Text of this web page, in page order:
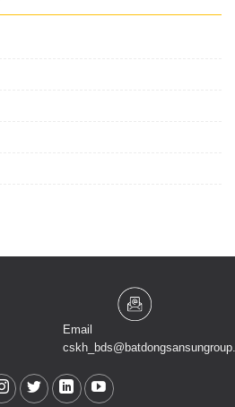
Email